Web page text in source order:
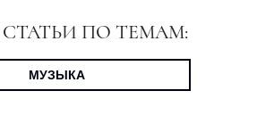
СТАТЬИ ПО ТЕМАМ:
МУЗЫКА